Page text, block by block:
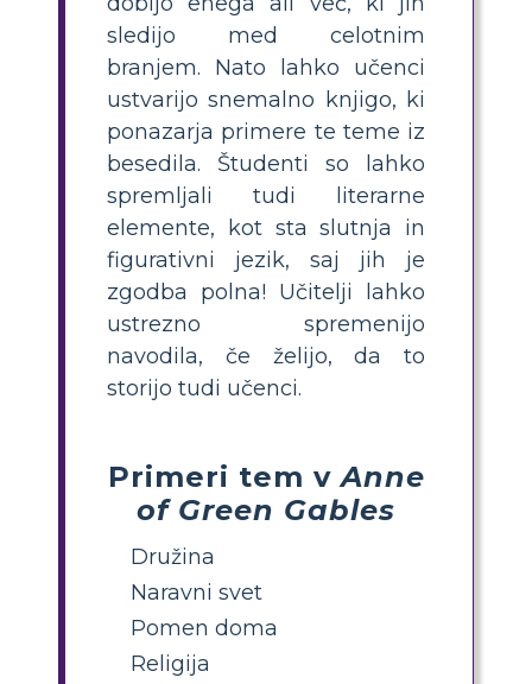
sledijo med celotnim
branjem. Nato lahko učenci
ustvarijo snemalno knjigo, ki
ponazarja primere te teme iz
besedila. Študenti so lahko
spremljali tudi literarne
elemente, kot sta slutnja in
figurativni jezik, saj jih je
zgodba polna! Učitelji lahko
ustrezno spremenijo
navodila, če želijo, da to
storijo tudi učenci.
Primeri tem vAnne
of Green Gables
Družina
Naravni svet
Pomen doma
Religija